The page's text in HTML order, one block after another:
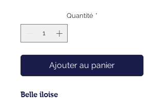
Quantité *
Ajouter au panier
Belle iloise